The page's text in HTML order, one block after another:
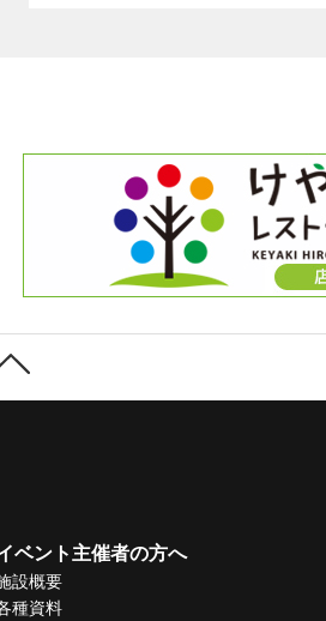
ベント主催者の方へ
設概要
種資料